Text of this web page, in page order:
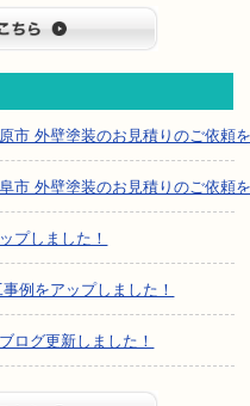
市 外壁塗装のお見積りのご依頼
市 外壁塗装のお見積りのご依頼
プしました！
例をアップしました！
ログ更新しました！